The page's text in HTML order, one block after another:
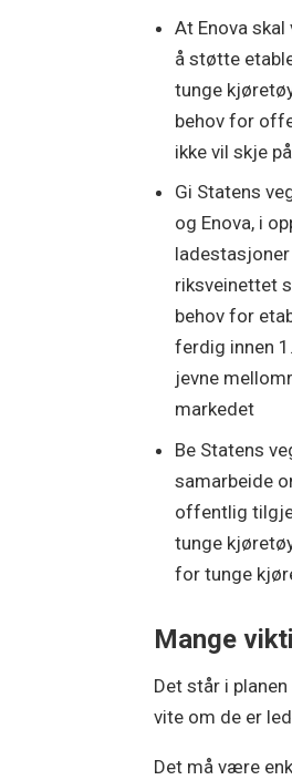
At Enova
å støtte
tunge
behov for
ikke vil skje
Gi Statens
og Enova, i
riksveinettet
behov for
ferdig innen
jevne
markedet
Be Statens
samarbeide
offentlig
tunge
for tunge
Mange
Det står i
vite om de er
Det må være